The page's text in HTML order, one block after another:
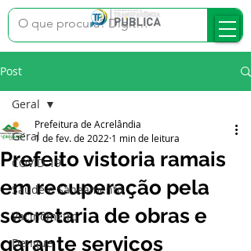
Post
Geral
COVID-19
Saúde e Saneamento
Vacinômetro
Dengue
Geral
Prefeito vistoria ramais
em recuperação pela
secretaria de obras e
garante serviços
Prefeitura de Acrelândia
1 de fev. de 2022 1 min de leitura